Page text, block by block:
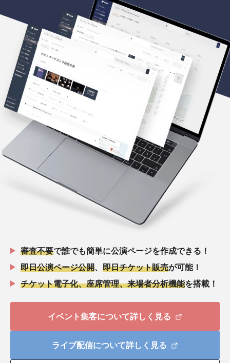
審査不要で誰でも簡単に公演ページを作成できる！
即日公演ページ公開
即日チケット販売が可能！
チケット電子化、座席管理、来場者分析機能を搭載！
イベント集客について詳しく見る
ライブ配信について詳しく見る